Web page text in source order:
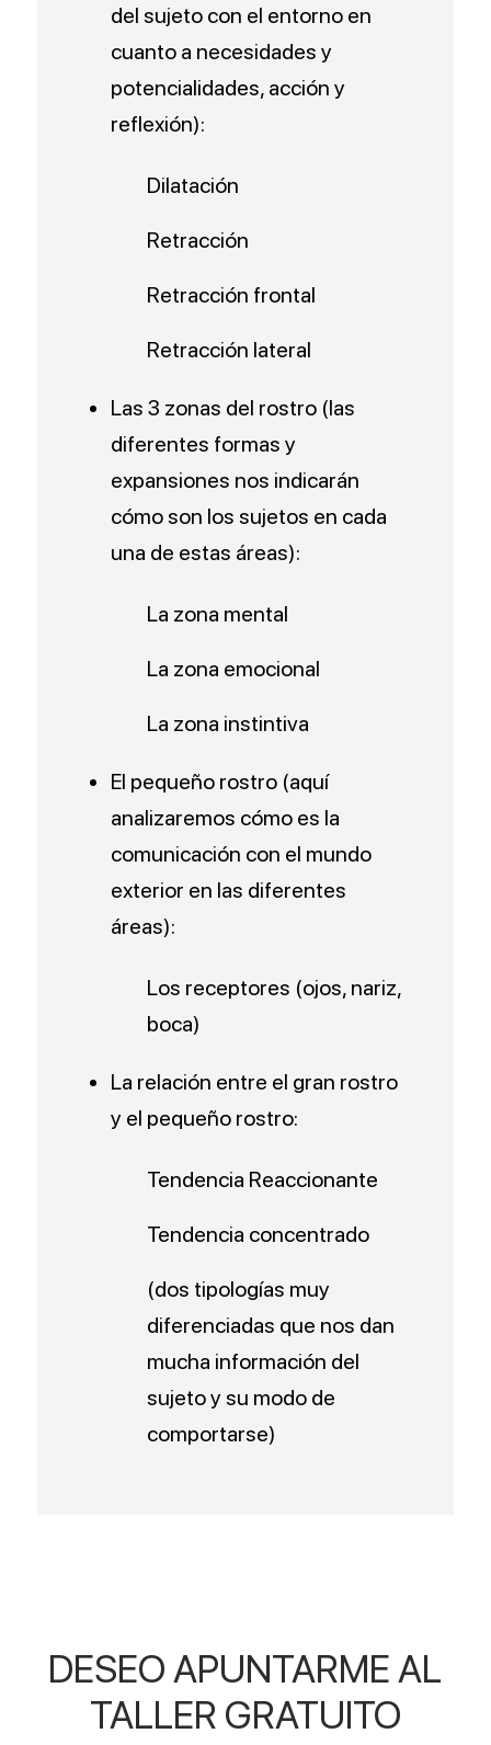
del sujeto con el entorno en
cuanto a necesidades y
potencialidades, acción y
reflexión):
Dilatación
Retracción
Retracción frontal
Retracción lateral
Las 3 zonas del rostro (las
diferentes formas y
expansiones nos indicarán
cómo son los sujetos en cada
una de estas áreas):
La zona mental
La zona emocional
La zona instintiva
El pequeño rostro (aquí
analizaremos cómo es la
comunicación con el mundo
exterior en las diferentes
áreas):
Los receptores (ojos, nariz,
boca)
La relación entre el gran rostro
y el pequeño rostro:
Tendencia Reaccionante
Tendencia concentrado
(dos tipologías muy
diferenciadas que nos dan
mucha información del
sujeto y su modo de
comportarse)
DESEO APUNTARME AL
TALLER GRATUITO